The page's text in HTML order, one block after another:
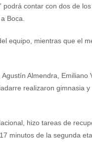
podrá contar con dos de
Boca.
equipo, mientras que el
Almendra, Emiliano
realizaron gimnasia
hizo tareas de
minutos de la segunda